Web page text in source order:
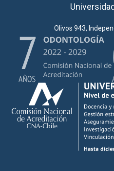
Olivos 943,